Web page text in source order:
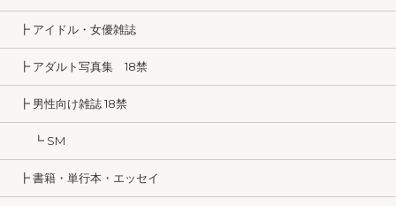
┣ アイドル・女優雑誌
┣ アダルト写真集 18禁
┣ 男性向け雑誌 18禁
┗ SM
┣ 書籍・単行本・エッセイ